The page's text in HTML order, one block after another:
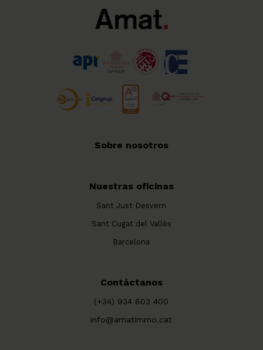
Sobre nosotros
Nuestras oficinas
Sant Just Desvern
Sant Cugat del Vallès
Barcelona
Contáctanos
(+34) 934 803 400
info@amatimmo.cat